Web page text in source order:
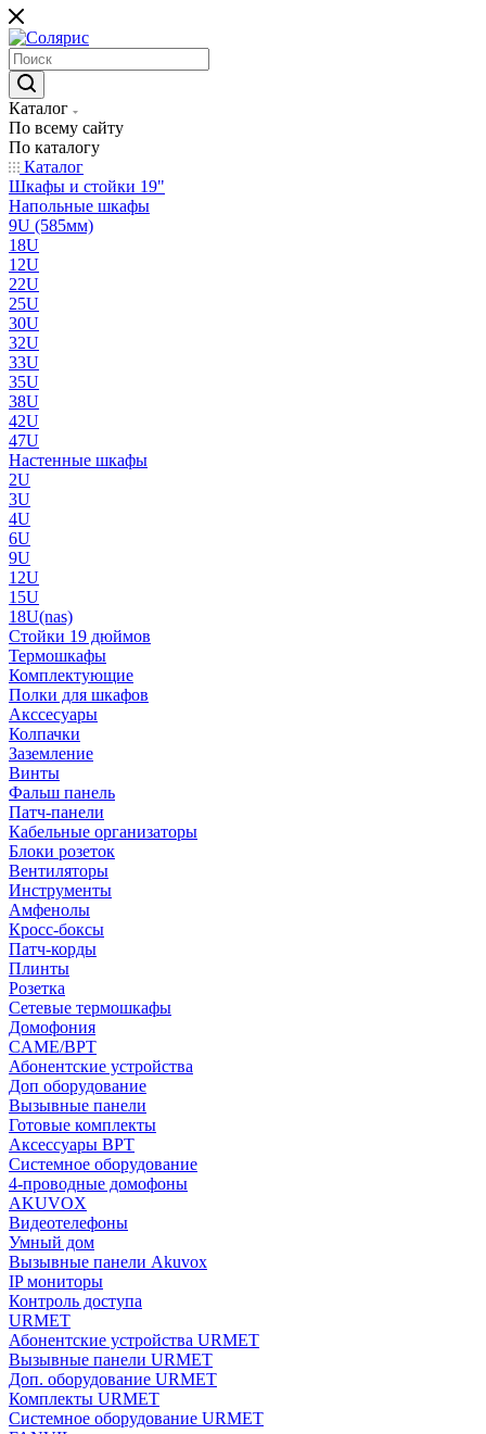
Каталог
По всему сайту
По каталогу
Каталог
Шкафы и стойки 19"
Напольные шкафы
9U (585мм)
18U
12U
22U
25U
30U
32U
33U
35U
38U
42U
47U
Настенные шкафы
2U
3U
4U
6U
9U
12U
15U
18U(nas)
Стойки 19 дюймов
Термошкафы
Комплектующие
Полки для шкафов
Акссесуары
Колпачки
Заземление
Винты
Фальш панель
Патч-панели
Кабельные организаторы
Блоки розеток
Вентиляторы
Инструменты
Амфенолы
Кросс-боксы
Патч-корды
Плинты
Розетка
Сетевые термошкафы
Домофония
CAME/BPT
Абонентские устройства
Доп оборудование
Вызывные панели
Готовые комплекты
Аксессуары BPT
Системное оборудование
4-проводные домофоны
AKUVOX
Видеотелефоны
Умный дом
Вызывные панели Akuvox
IP мониторы
Контроль доступа
URMET
Абонентские устройства URMET
Вызывные панели URMET
Доп. оборудование URMET
Комплекты URMET
Системное оборудование URMET